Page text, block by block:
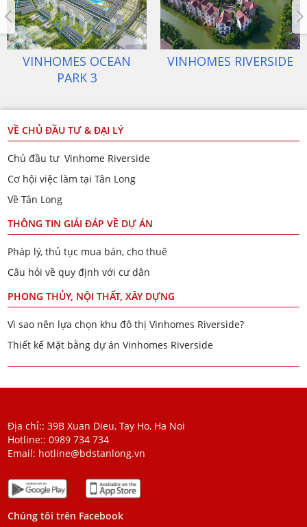
VINHOMES OCEAN
PARK 3
VINHOMES RIVERSIDE
VỀ CHỦ ĐẦU TƯ & ĐẠI LÝ
Chủ đầu tư Vinhome Riverside
Cơ hội việc làm tại Tân Long
Về Tân Long
THÔNG TIN GIẢI ĐÁP VỀ DỰ ÁN
Pháp lý, thủ tục mua bán, cho thuê
Câu hỏi về quy định với cư dân
PHONG THỦY, NỘI THẤT, XÂY DỰNG
Vì sao nên lựa chọn khu đô thị Vinhomes Riverside?
Thiết kế Mặt bằng dự án Vinhomes Riverside
Địa chỉ:: 39B Xuan Dieu, Tay Ho, Ha Noi
Hotline::0989 734 734
Email: hotline@bdstanlong.vn
Chúng tôi trên Facebook